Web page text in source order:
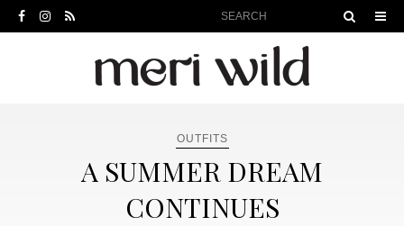
OUTFITS
A SUMMER DREAM
CONTINUES